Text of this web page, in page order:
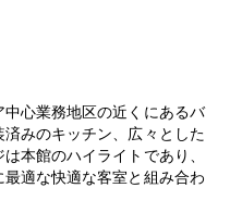
心業務地区の近くにあるバ
みのキッチン、広々とした
本館のハイライトであり、
適な快適な客室と組み合わ